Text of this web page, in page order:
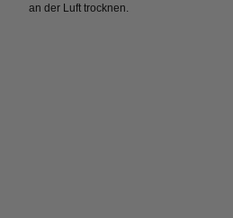
an der Luft trocknen.